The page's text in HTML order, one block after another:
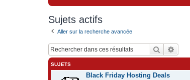
Sujets actifs
Aller sur la recherche avancée
Rechercher
SUJETS
Black Friday Hosting Deals